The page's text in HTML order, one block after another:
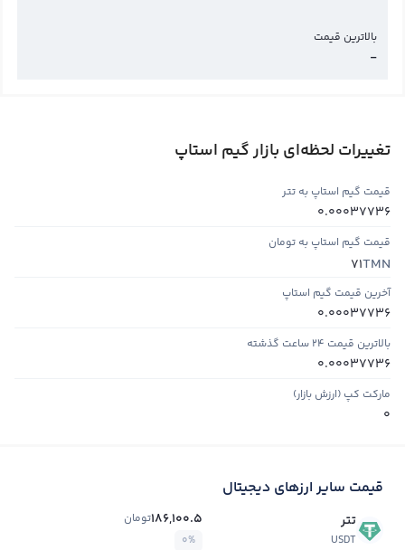
بالاترین قیمت
-
تغییرات لحظه‌ای بازار گیم استاپ
قیمت گیم استاپ به تتر
0.00037736
قیمت گیم استاپ به تومان
TMN
71
آخرین قیمت گیم استاپ
0.00037736
بالاترین قیمت ۲۴ ساعت گذشته
0.00037736
مارکت کپ (ارزش بازار)
0
قیمت سایر ارزهای دیجیتال
تتر
USDT
186,100.5تومان
0%